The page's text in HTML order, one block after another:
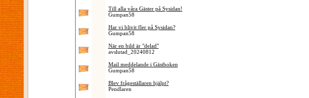
Till alla våra Gäster på Sysidan!
Gumpan58
Har vi blivit fler på Sysidan?
Gumpan58
När en bild är "delad"
avslutad_20240812
Mail meddelande i Gästboken
Gumpan58
Blev frågeställaren hjälpt?
Pendlaren